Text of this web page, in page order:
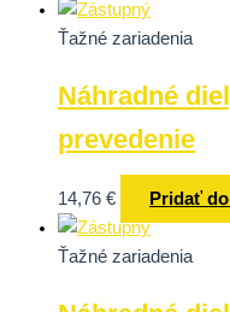
Ťažné zariadenia
Náhradné
prevedenie
14,76 € Pridať
Ťažné zariadenia